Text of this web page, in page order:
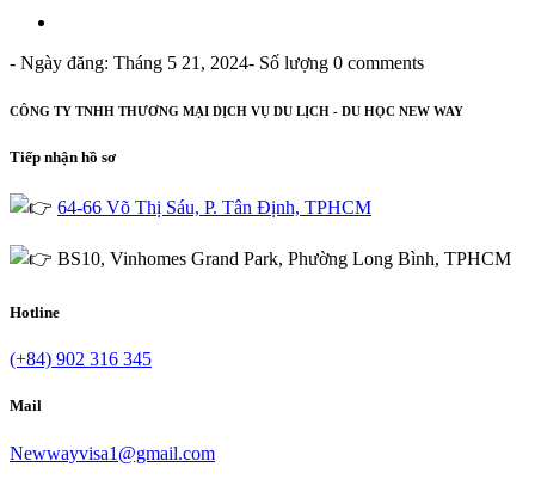
- Ngày đăng: Tháng 5 21, 2024- Số lượng 0 comments
CÔNG TY TNHH THƯƠNG MẠI DỊCH VỤ DU LỊCH - DU HỌC NEW WAY
Tiếp nhận hồ sơ
64-66 Võ Thị Sáu, P. Tân Định, TPHCM
BS10, Vinhomes Grand Park, Phường Long Bình, TPHCM
Hotline
(+84) 902 316 345
Mail
Newwayvisa1@gmail.com